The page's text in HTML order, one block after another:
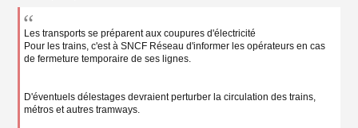
Les transports se préparent aux coupures d'électricité
Pour les trains, c'est à SNCF Réseau d'informer les opérateurs en cas
de fermeture temporaire de ses lignes.
D'éventuels délestages devraient perturber la circulation des trains,
métros et autres tramways.